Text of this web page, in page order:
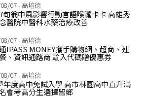
07 - 高培德
旬翁中風影響行動言語喉嚨卡卡 高雄秀
醫院中醫科水藥治療改善
07 - 高培德
IPASS MONEY攜手購物網、超商、連
、資訊通路商 輸入代碼贈優惠券
07 - 高培德
年度高中免試入學 高市林園高中直升滿
會考高分生選擇留鄉